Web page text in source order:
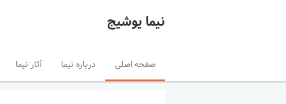
نیما یوشیج
صفحه اصلی درباره نیما آثار نیما